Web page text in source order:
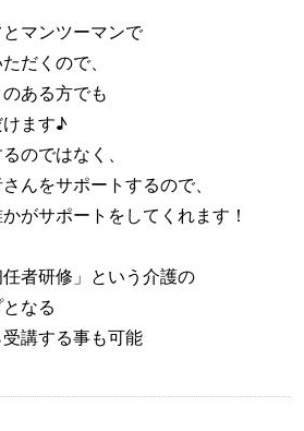
マンツーマンで
だくので、
ある方でも
ます♪
のではなく、
んをサポートするので、
がサポートをしてくれます！
者研修」という介護の
なる
講する事も可能